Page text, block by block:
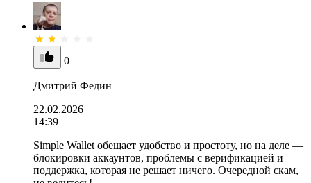
0
Дмитрий Федин
22.02.2026
14:39
Simple Wallet обещает удобство и простоту, но на деле —
блокировки аккаунтов, проблемы с верификацией и
поддержка, которая не решает ничего. Очередной скам,